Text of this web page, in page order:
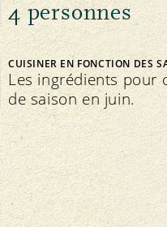
4 personnes
CUISINER EN FONCTION DES
Les ingrédients pour
de saison en juin.